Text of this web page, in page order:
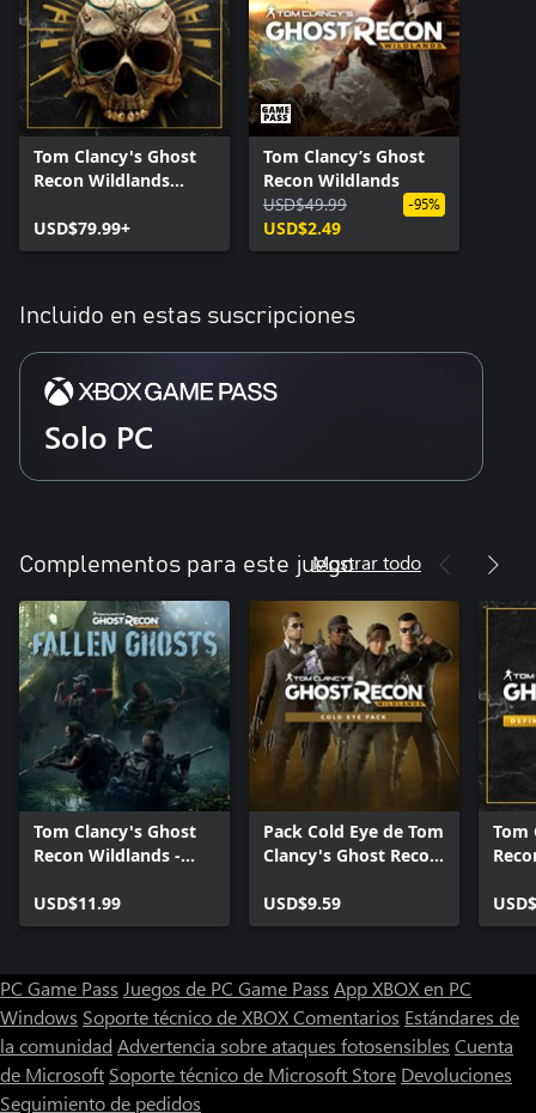
Tom Clancy's Ghost
Recon Wildlands
USD$79.99+
Tom Clancy’s Ghost
Recon Wildlands
USD$49.99
USD$2.49
-95%
Incluido en estas suscripciones
Solo PC
Complementos para este juegoMostrar todo
Tom Clancy's Ghost
Recon Wildlands -
USD$11.99
Pack Cold Eye de Tom
Clancy's Ghost Recon
USD$9.59
Tom
PC Game Pass Juegos de PC Game Pass App XBOX en PC
Windows Soporte técnico de XBOXComentarios Estándares de
la comunidad Advertencia sobre ataques fotosensibles Cuenta
de Microsoft Soporte técnico de Microsoft Store Devoluciones
Seguimiento de pedidos